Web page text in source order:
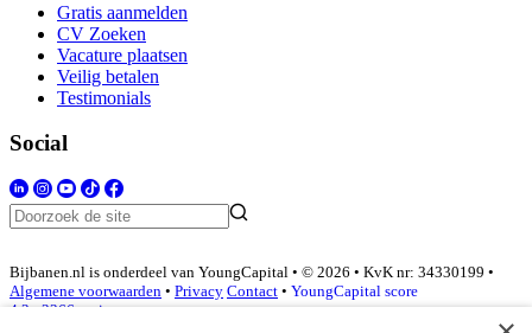
Gratis aanmelden
CV Zoeken
Vacature plaatsen
Veilig betalen
Testimonials
Social
Bijbanen.nl is onderdeel van YoungCapital • © 2026 • KvK nr: 34330199 •
Algemene voorwaarden • Privacy Contact • YoungCapital score
4.3 - 3366 reviews